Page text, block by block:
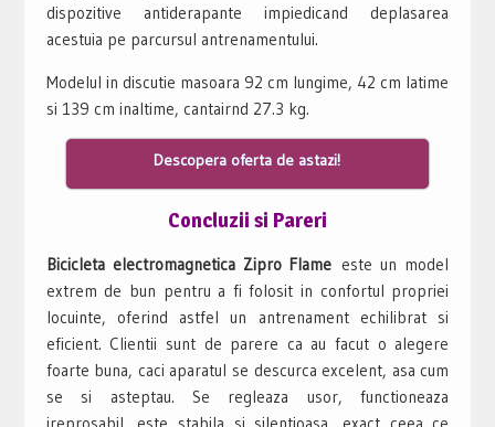
dispozitive antiderapante impiedicand deplasarea
acestuia pe parcursul antrenamentului.
Modelul in discutie masoara 92 cm lungime, 42 cm latime
si 139 cm inaltime, cantairnd 27.3 kg.
Descopera oferta de astazi!
Concluzii si Pareri
Bicicleta electromagnetica Zipro Flame este un model
extrem de bun pentru a fi folosit in confortul propriei
locuinte, oferind astfel un antrenament echilibrat si
eficient. Clientii sunt de parere ca au facut o alegere
foarte buna, caci aparatul se descurca excelent, asa cum
se si asteptau. Se regleaza usor, functioneaza
ireprosabil, este stabila si silentioasa, exact ceea ce